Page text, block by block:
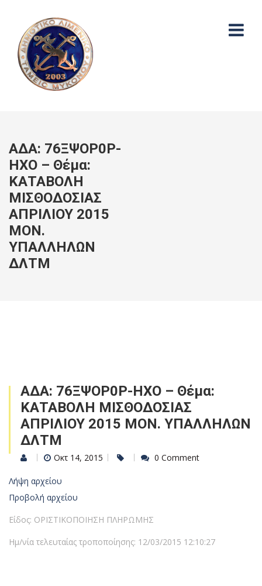
ΑΔΑ: 76ΞΨΟΡ0Ρ-
ΗΧΟ – Θέμα:
ΚΑΤΑΒΟΛΗ
ΜΙΣΘΟΔΟΣΙΑΣ
ΑΠΡΙΛΙΟΥ 2015
ΜΟΝ.
ΥΠΑΛΛΗΛΩΝ
ΔΛΤΜ
ΑΔΑ: 76ΞΨΟΡ0Ρ-ΗΧΟ – Θέμα:
ΚΑΤΑΒΟΛΗ ΜΙΣΘΟΔΟΣΙΑΣ
ΑΠΡΙΛΙΟΥ 2015 ΜΟΝ. ΥΠΑΛΛΗΛΩΝ
ΔΛΤΜ
Οκτ 14, 2015 0 Comment
Λήψη αρχείου
Προβολή αρχείου
Είδος: ΟΡΙΣΤΙΚΟΠΟΙΗΣΗ ΠΛΗΡΩΜΗΣ
Ημ/νία τελευταίας τροποποίησης: 12/03/2015 12:10:27